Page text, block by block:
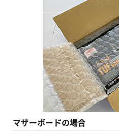
マザーボードの場合